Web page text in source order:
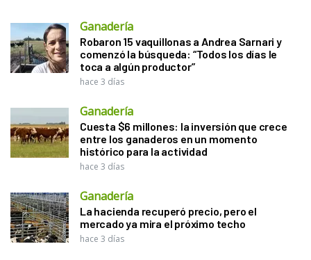
Ganadería
Robaron 15 vaquillonas a Andrea Sarnari y
comenzó la búsqueda: “Todos los días le
toca a algún productor”
hace 3 días
Ganadería
Cuesta $6 millones: la inversión que crece
entre los ganaderos en un momento
histórico para la actividad
hace 3 días
Ganadería
La hacienda recuperó precio, pero el
mercado ya mira el próximo techo
hace 3 días